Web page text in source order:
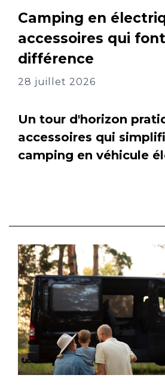
Camping en
accessoires qui
différence
28 juillet 2026
Un tour d'horizon
accessoires qui
camping en véhicule